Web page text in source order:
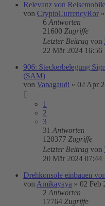
Relevanz von
von CryptoCurrencyRor »
6 Antworten
21600 Zugriffe
Letzter Beitrag von
22 Mär 2024 16:56
906: Steckerbelegung
(SAM)
von Vanagaudi » 02 Apr
1
2
3
31 Antworten
120377 Zugriffe
Letzter Beitrag von
20 Mär 2024 07:44
Drehkonsole einbauen
von Amikayaya » 02 Feb
2 Antworten
17764 Zugriffe